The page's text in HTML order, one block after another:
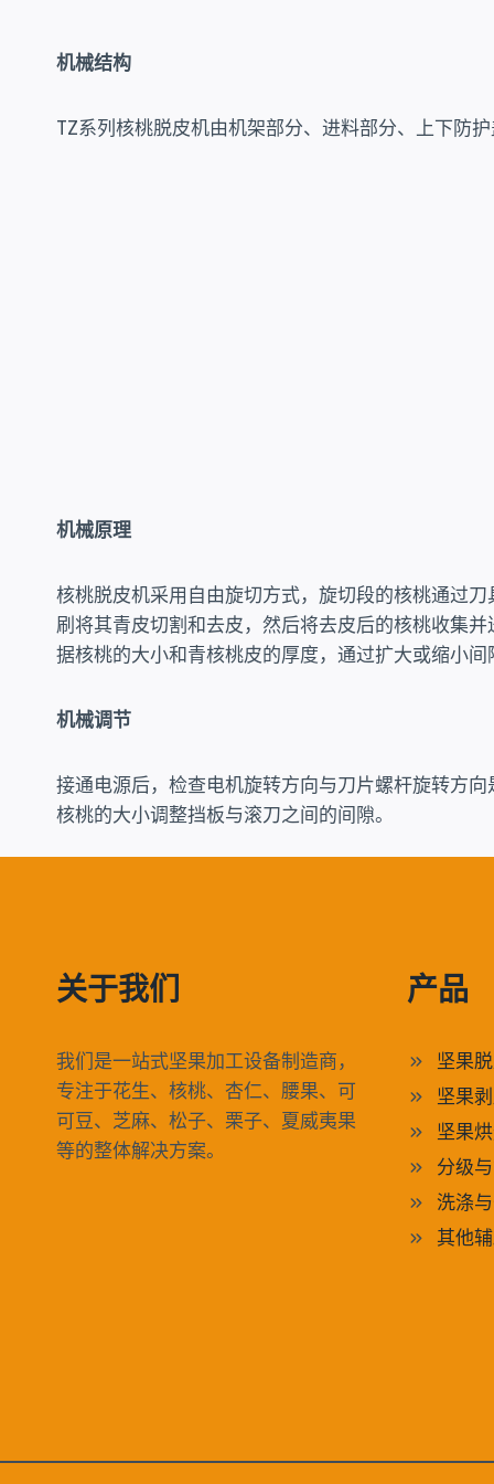
机械结构
TZ系列核桃脱皮机由机架部分、进料部分、上下防
机械原理
核桃脱皮机采用自由旋切方式，旋切段的核桃通过
刷将其青皮切割和去皮，然后将去皮后的核桃收集
据核桃的大小和青核桃皮的厚度，通过扩大或缩小
机械调节
接通电源后，检查电机旋转方向与刀片螺杆旋转方
核桃的大小调整挡板与滚刀之间的间隙。
关于我们
我们是一站式坚果加工设备制造商，
专注于花生、核桃、杏仁、腰果、可
可豆、芝麻、松子、栗子、夏威夷果
等的整体解决方案。
产品
坚果
坚果
坚果
分级
洗涤
其他